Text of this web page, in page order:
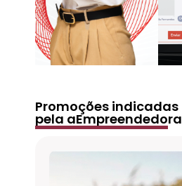
Promoções indicadas
pela aEmpreendedora